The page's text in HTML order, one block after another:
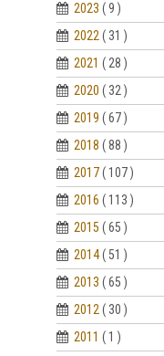
2023 ( 9 )
2022 ( 31 )
2021 ( 28 )
2020 ( 32 )
2019 ( 67 )
2018 ( 88 )
2017 ( 107 )
2016 ( 113 )
2015 ( 65 )
2014 ( 51 )
2013 ( 65 )
2012 ( 30 )
2011 ( 1 )